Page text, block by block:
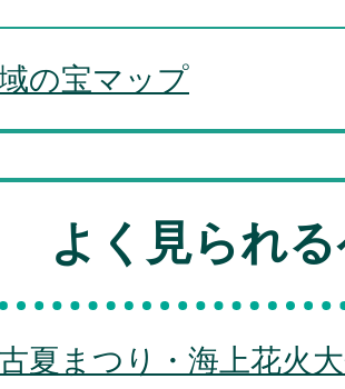
の宝マップ
よく見られ
夏まつり・海上花火